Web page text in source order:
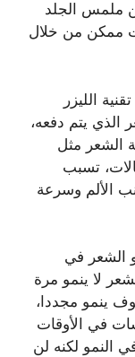
ملمس الجلد
ممكن من خلال
الليزر
الذي يتم دفعه،
الشعر مثل
تسبب
الألم وسرعة
الشعر في
لا ينمو مرة
ينمو مجددا،
في الأوقات
النمو لكنه لن